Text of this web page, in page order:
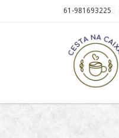
61-981693225